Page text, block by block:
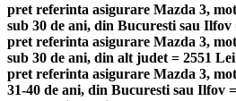
pret referinta asigurare Mazda 3,
sub 30 de ani, din Bucuresti sau Ilfov
pret referinta asigurare Mazda 3,
sub 30 de ani, din alt judet = 2551 Lei
pret referinta asigurare Mazda 3,
31-40 de ani, din Bucuresti sau Ilfov